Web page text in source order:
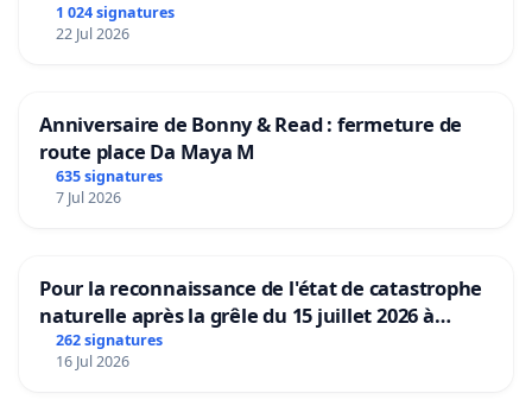
1 024 signatures
22 Jul 2026
Anniversaire de Bonny & Read : fermeture de
route place Da Maya M
635 signatures
7 Jul 2026
Pour la reconnaissance de l'état de catastrophe
naturelle après la grêle du 15 juillet 2026 à
Aubenas et ses alentours
262 signatures
16 Jul 2026